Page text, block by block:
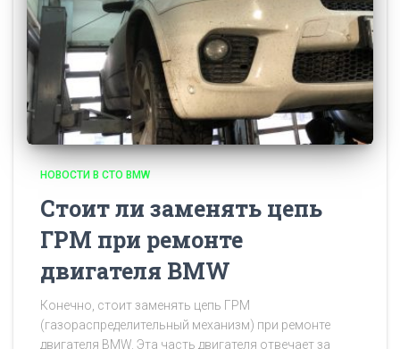
НОВОСТИ В СТО BMW
Стоит ли заменять цепь
ГРМ при ремонте
двигателя BMW
Конечно, стоит заменять цепь ГРМ
(газораспределительный механизм) при ремонте
двигателя BMW. Эта часть двигателя отвечает за